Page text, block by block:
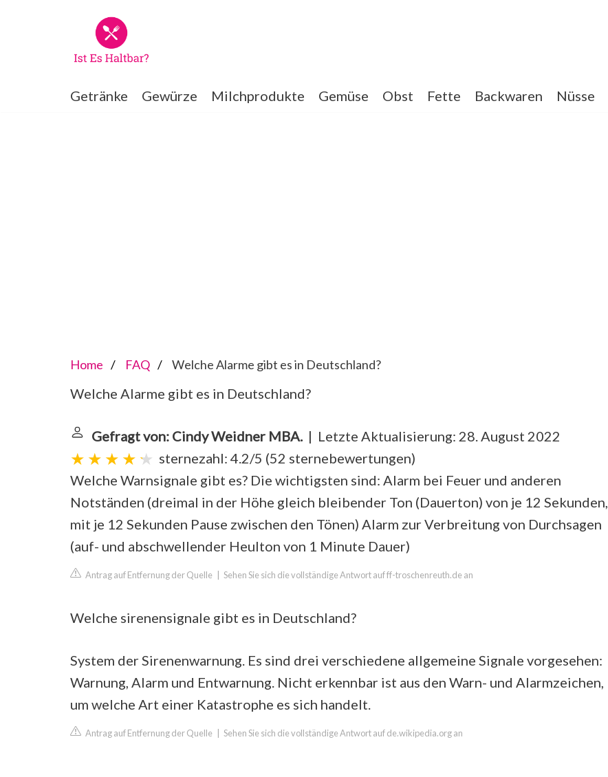
Getränke Gewürze Milchprodukte Gemüse Obst Fette Backwaren Nüsse
Home FAQ Welche Alarme gibt es in Deutschland?
Welche Alarme gibt es in Deutschland?
Gefragt von: Cindy Weidner MBA.| Letzte Aktualisierung: 28. August 2022
sternezahl: 4.2/5 (52 sternebewertungen)
Welche Warnsignale gibt es? Die wichtigsten sind: Alarm bei Feuer und anderen
Notständen (dreimal in der Höhe gleich bleibender Ton (Dauerton) von je 12 Sekunden,
mit je 12 Sekunden Pause zwischen den Tönen) Alarm zur Verbreitung von Durchsagen
(auf- und abschwellender Heulton von 1 Minute Dauer)
Antrag auf Entfernung der Quelle Sehen Sie sich die vollständige Antwort auf ff-troschenreuth.de an
Welche sirenensignale gibt es in Deutschland?
System der Sirenenwarnung. Es sind drei verschiedene allgemeine Signale vorgesehen:
Warnung, Alarm und Entwarnung. Nicht erkennbar ist aus den Warn- und Alarmzeichen,
um welche Art einer Katastrophe es sich handelt.
Antrag auf Entfernung der Quelle Sehen Sie sich die vollständige Antwort auf de.wikipedia.org an